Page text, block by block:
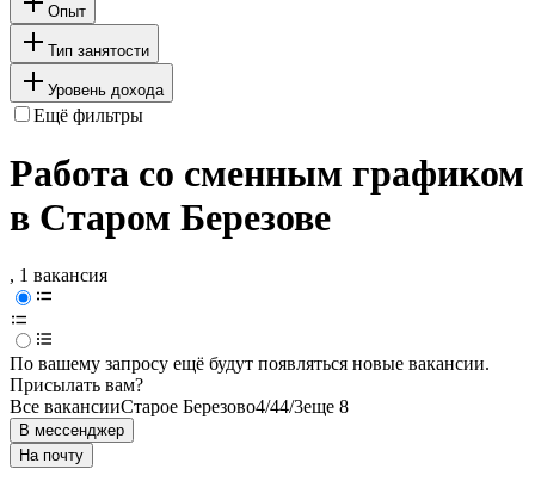
Опыт
Тип занятости
Уровень дохода
Ещё фильтры
Работа со сменным графиком
в Старом Березове
, 1 вакансия
По вашему запросу ещё будут появляться новые вакансии.
Присылать вам?
Все вакансииСтарое Березово4/44/3еще 8
В мессенджер
На почту